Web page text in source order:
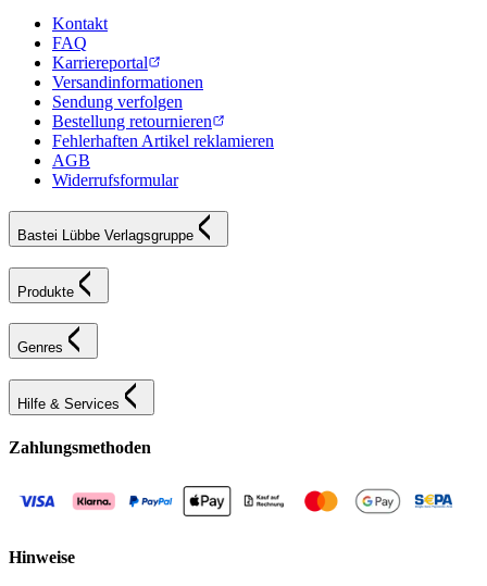
Kontakt
FAQ
Karriereportal
Versandinformationen
Sendung verfolgen
Bestellung retournieren
Fehlerhaften Artikel reklamieren
AGB
Widerrufsformular
Bastei Lübbe Verlagsgruppe
Produkte
Genres
Hilfe & Services
Zahlungsmethoden
Hinweise